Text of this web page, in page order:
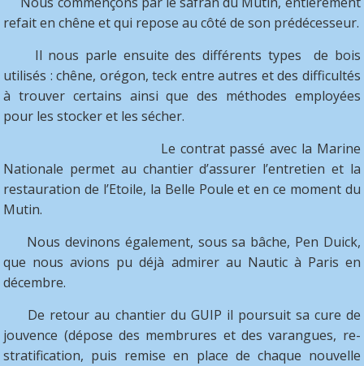
refait en chêne et qui repose au côté de son prédécesseur.
Il nous parle ensuite des différents types de bois
utilisés : chêne, orégon, teck entre autres et des difficultés
à trouver certains ainsi que des méthodes employées
pour les stocker et les sécher.
Le contrat passé avec la Marine
Nationale permet au chantier d’assurer l’entretien et la
restauration de l’Etoile, la Belle Poule et en ce moment du
Mutin.
Nous devinons également, sous sa bâche, Pen Duick,
que nous avions pu déjà admirer au Nautic à Paris en
décembre.
De retour au chantier du GUIP il poursuit sa cure de
jouvence (dépose des membrures et des varangues, re-
stratification, puis remise en place de chaque nouvelle